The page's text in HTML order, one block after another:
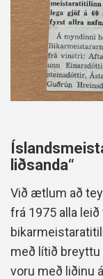
liðsanda“
Við ætlum að
frá 1975 alla
með lítið breyttu
voru með liðinu